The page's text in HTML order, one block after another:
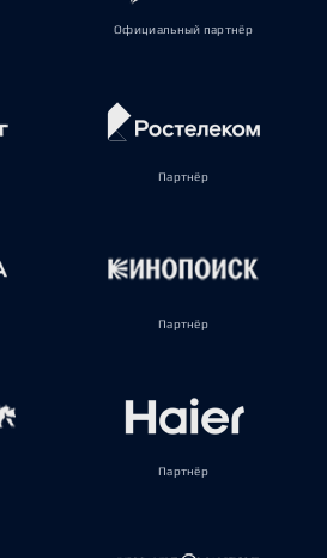
Официальный партнёр
Партнёр
Партнёр
Партнёр